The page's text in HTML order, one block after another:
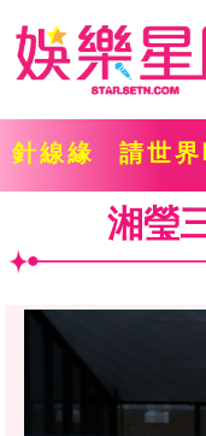
針線緣 請世界
湘瑩